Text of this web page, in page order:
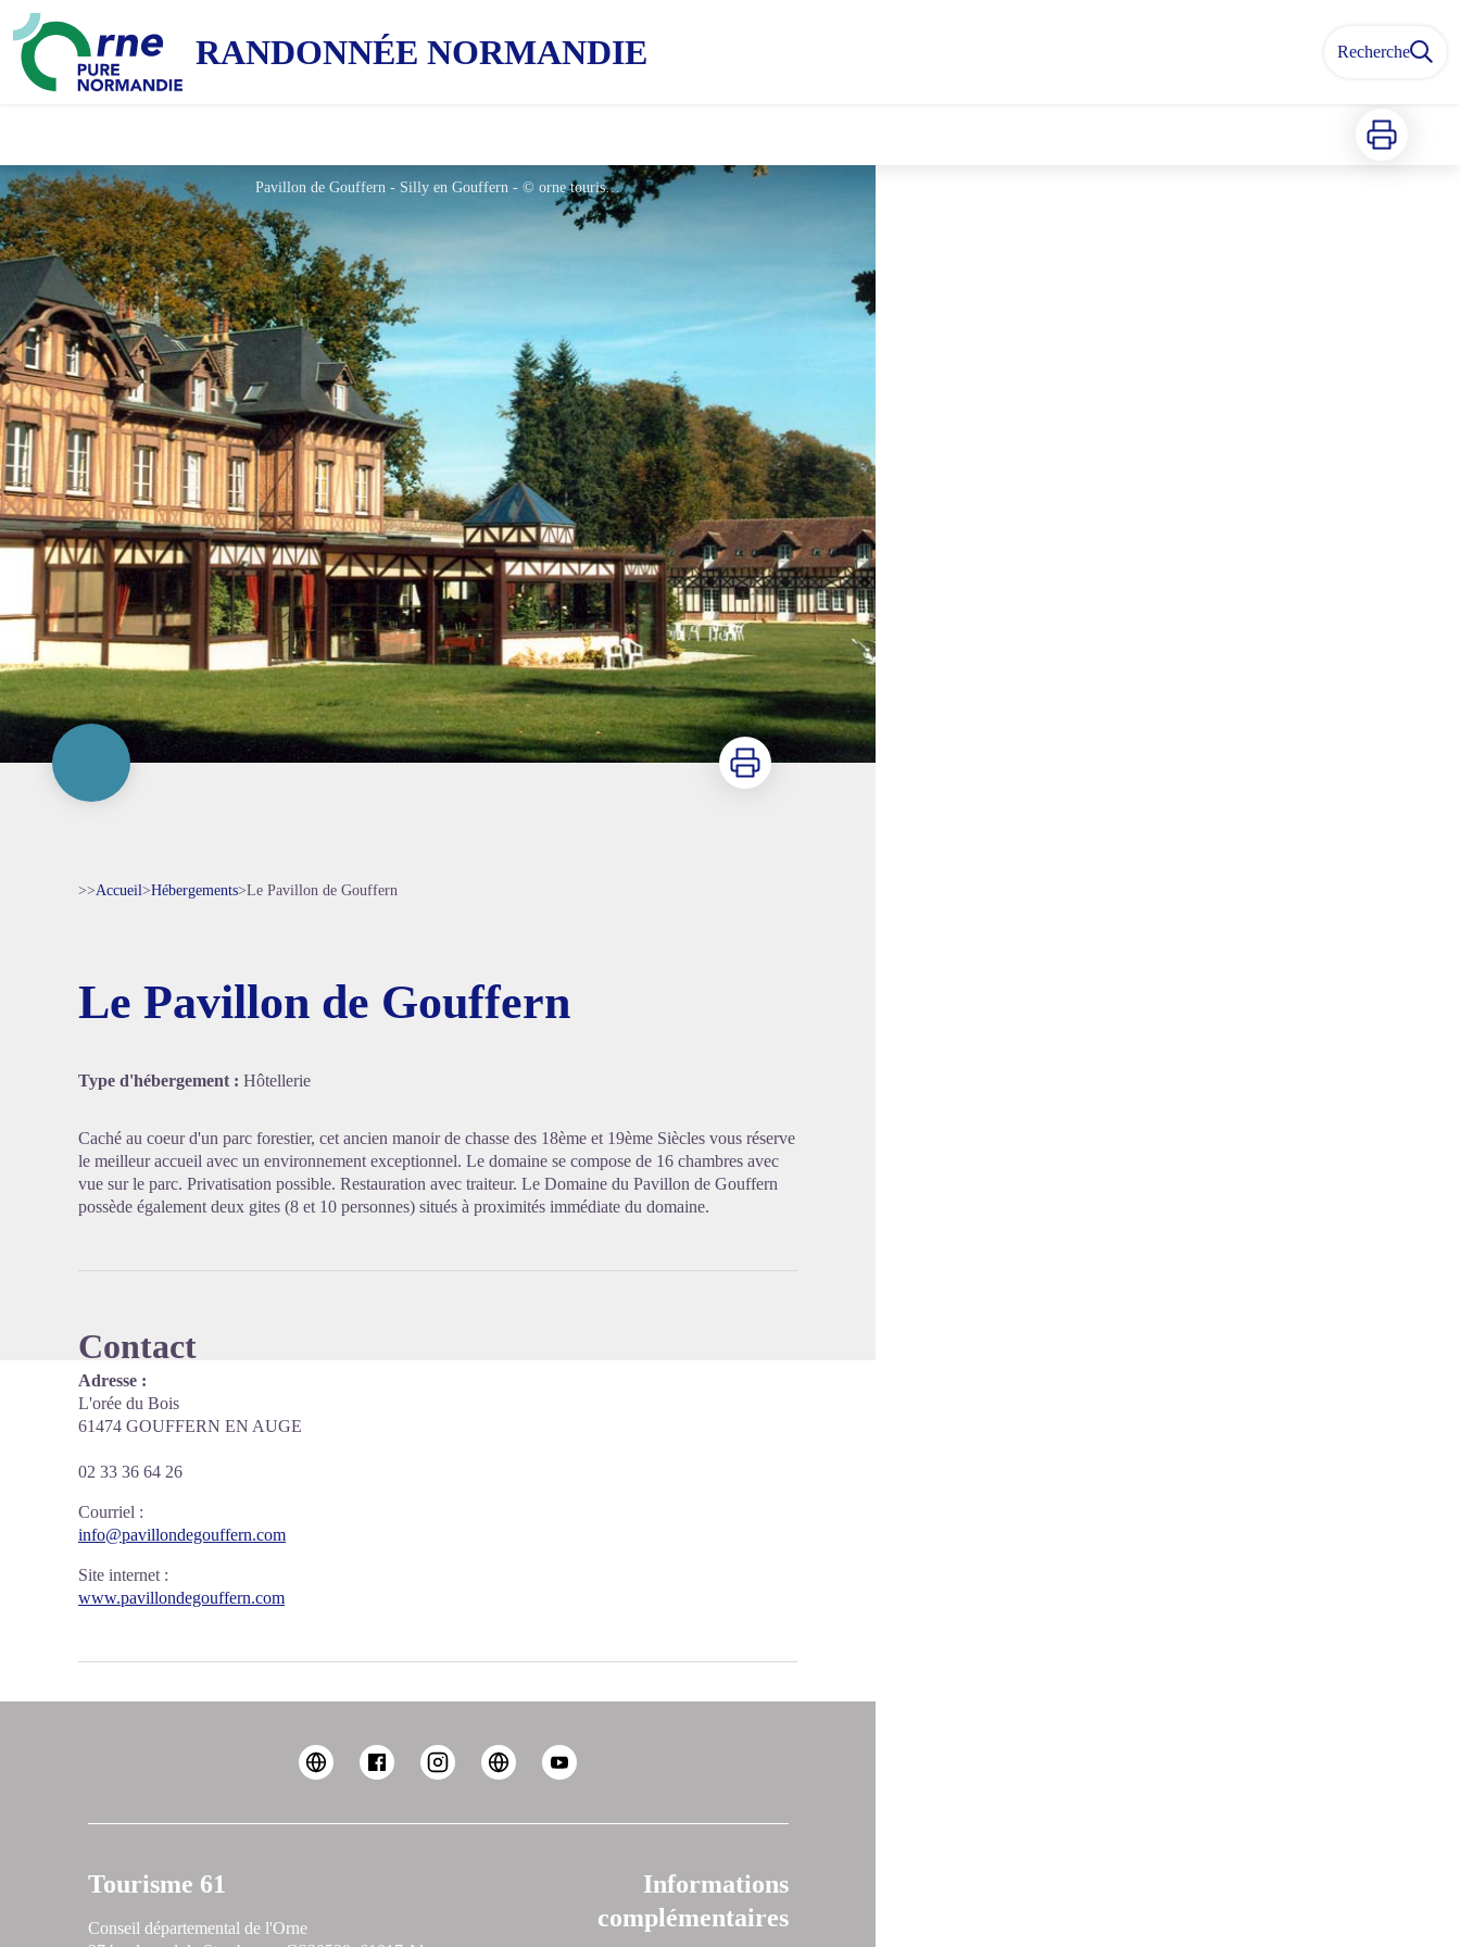
RANDONNÉE NORMANDIE Recherche
Imprimer
Pavillon de Gouffern - Silly en Gouffern - © orne tourisme
Imprimer
>>Accueil>Hébergements>Le Pavillon de Gouffern
Le Pavillon de Gouffern
Type d'hébergement : Hôtellerie
Caché au coeur d'un parc forestier, cet ancien manoir de chasse des 18ème et 19ème Siècles vous réserve
le meilleur accueil avec un environnement exceptionnel. Le domaine se compose de 16 chambres avec
vue sur le parc. Privatisation possible. Restauration avec traiteur. Le Domaine du Pavillon de Gouffern
possède également deux gites (8 et 10 personnes) situés à proximités immédiate du domaine.
Contact
Adresse :
L'orée du Bois
61474 GOUFFERN EN AUGE
02 33 36 64 26
Courriel :
info@pavillondegouffern.com
Site internet :
www.pavillondegouffern.com
Tourisme 61
Conseil départemental de l'Orne
Informations
complémentaires